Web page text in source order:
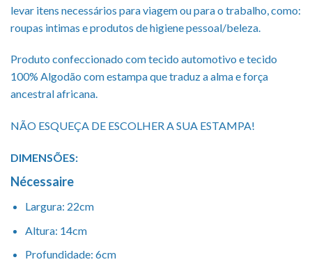
levar itens necessários para viagem ou para o trabalho, como:
roupas intimas e produtos de higiene pessoal/beleza.
Produto confeccionado com tecido automotivo e tecido
100% Algodão com estampa que traduz a alma e força
ancestral africana.
NÃO ESQUEÇA DE ESCOLHER A SUA ESTAMPA!
DIMENSÕES:
Nécessaire
Largura: 22cm
Altura: 14cm
Profundidade: 6cm